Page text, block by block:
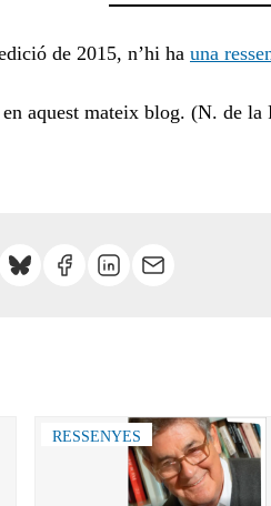
de 2015, n’hi ha una
aquest mateix blog. (N. de la
RESSENYES